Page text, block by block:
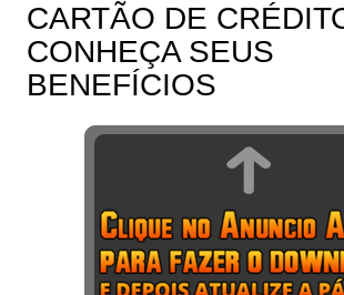
CARTÃO DE
CONHEÇA SEUS
BENEFÍCIOS